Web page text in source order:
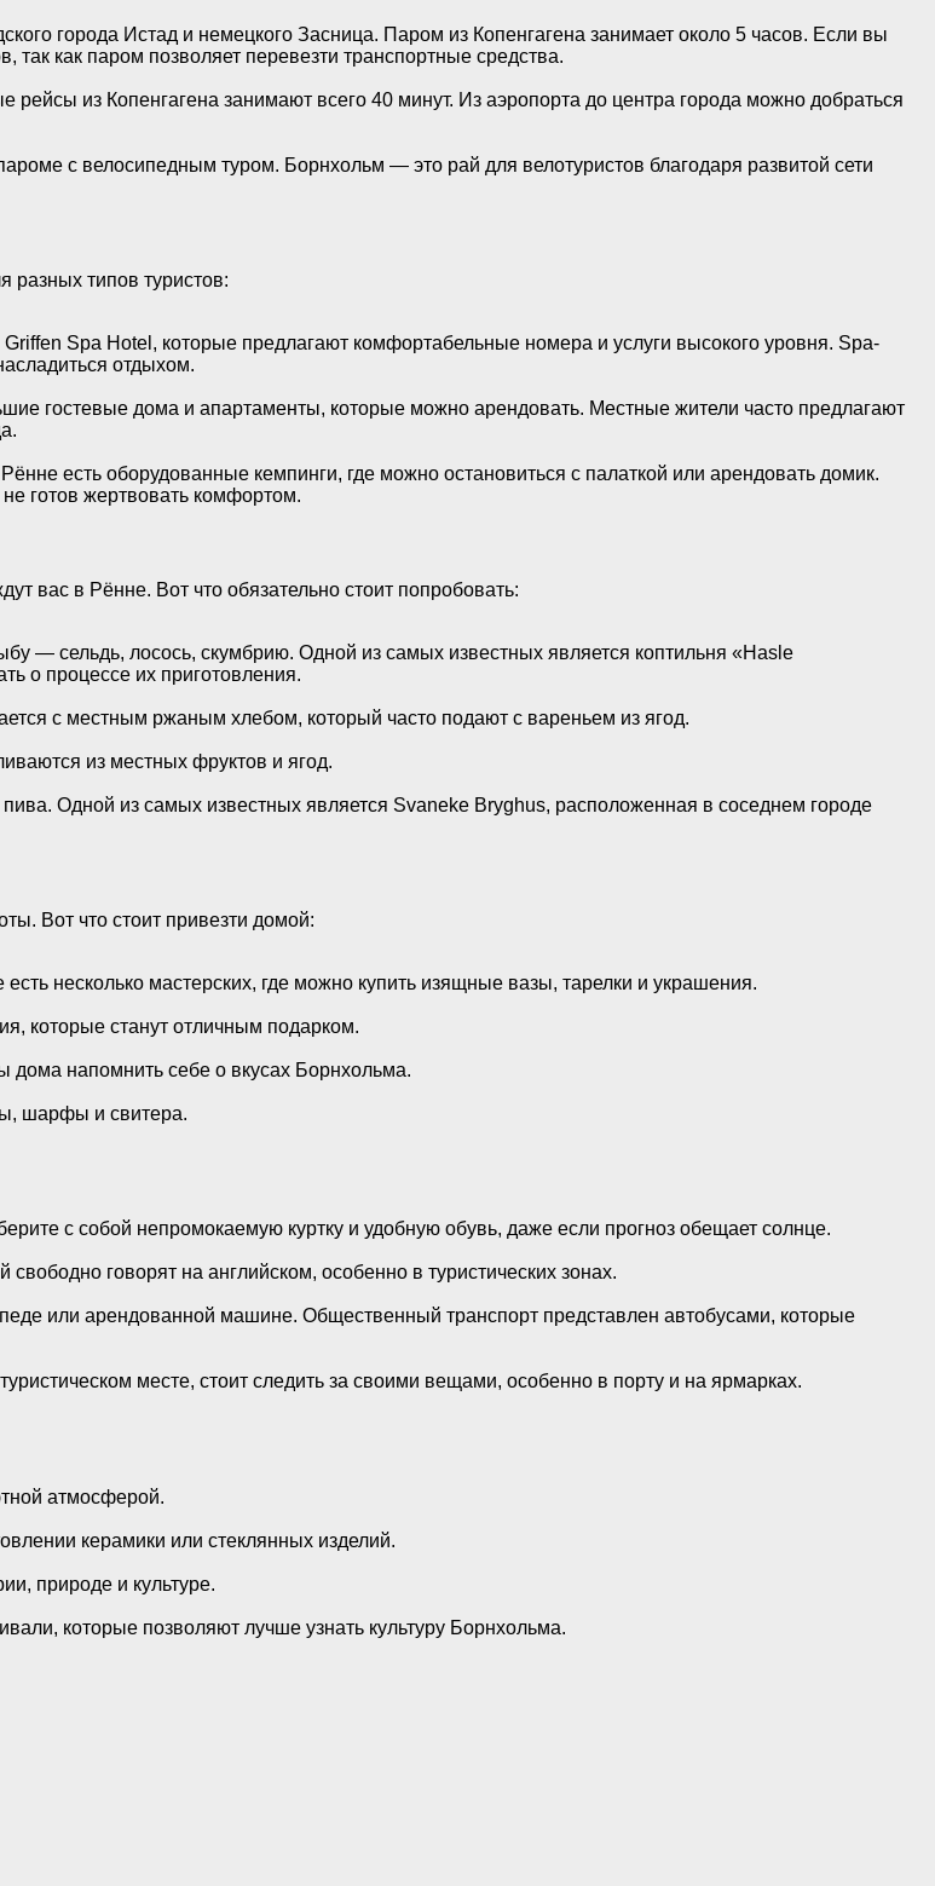
города Истад и немецкого Засница. Паром из Копенгагена занимает около 5 часов. Если вы
как паром позволяет перевезти транспортные средства.
из Копенгагена занимают всего 40 минут. Из аэропорта до центра города можно добраться
с велосипедным туром. Борнхольм — это рай для велотуристов благодаря развитой сети
разных типов туристов:
Spa Hotel, которые предлагают комфортабельные номера и услуги высокого уровня. Spa-
отдыхом.
гостевые дома и апартаменты, которые можно арендовать. Местные жители часто предлагают
есть оборудованные кемпинги, где можно остановиться с палаткой или арендовать домик.
готов жертвовать комфортом.
вас в Рённе. Вот что обязательно стоит попробовать:
— сельдь, лосось, скумбрию. Одной из самых известных является коптильня «Hasle
о процессе их приготовления.
с местным ржаным хлебом, который часто подают с вареньем из ягод.
из местных фруктов и ягод.
Одной из самых известных является Svaneke Bryghus, расположенная в соседнем городе
Вот что стоит привезти домой:
несколько мастерских, где можно купить изящные вазы, тарелки и украшения.
которые станут отличным подарком.
дома напомнить себе о вкусах Борнхольма.
шарфы и свитера.
с собой непромокаемую куртку и удобную обувь, даже если прогноз обещает солнце.
говорят на английском, особенно в туристических зонах.
или арендованной машине. Общественный транспорт представлен автобусами, которые
месте, стоит следить за своими вещами, особенно в порту и на ярмарках.
атмосферой.
керамики или стеклянных изделий.
природе и культуре.
которые позволяют лучше узнать культуру Борнхольма.